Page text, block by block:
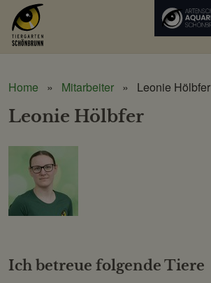
Home Mitarbeiter Leonie Hölbfer
Leonie Hölbfer
Ich betreue folgende Tiere